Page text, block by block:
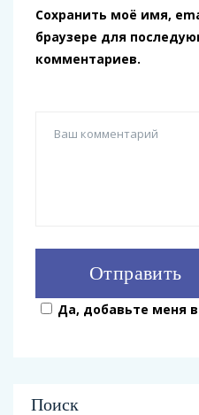
Сохранить моё имя,
браузере для
комментариев.
Да, добавьте меня
Поиск